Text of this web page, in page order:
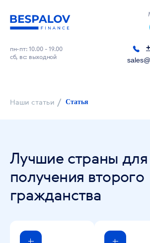
пн-пт: 10.00 - 19.00
сб, вс: выходной
Наши статьи / Статья
Лучшие страны для
получения второго
гражданства